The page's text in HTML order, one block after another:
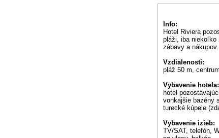
Info:
Hotel Riviera
pláži, iba niekoľko
zábavy a nákupov.
Vzdialenosti:
pláž 50 m,
Vybavenie hotela:
hotel
vonkajšie bazény
turecké kúpele
Vybavenie izieb:
TV/SAT, telefón,